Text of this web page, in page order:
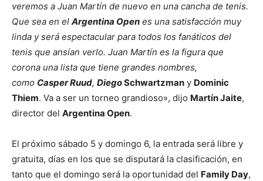
veremos a Juan Martín de nuevo en una cancha de tenis.
Que sea en el Argentina Open es una satisfacción muy
linda y será espectacular para todos los fanáticos del
tenis que ansían verlo. Juan Martín es la figura que
corona una lista que tiene grandes nombres,
como Casper Ruud, DiegoSchwartzman y Dominic
Thiem. Va a ser un torneo grandioso», dijo Martín Jaite,
director del Argentina Open.
El próximo sábado 5 y domingo 6, la entrada será libre y
gratuita, días en los que se disputará la clasificación, en
tanto que el domingo será la oportunidad del Family Day,